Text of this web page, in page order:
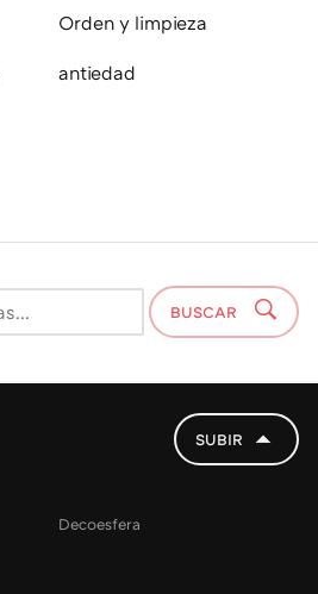
Orden y limpieza
antiedad
BUSCAR
SUBIR
Decoesfera